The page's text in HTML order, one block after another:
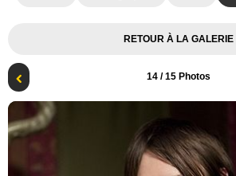
RETOUR À LA GALERIE
14 / 15 Photos